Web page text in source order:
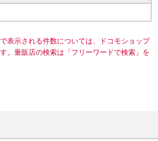
表示される件数については、ドコモショップ
。量販店の検索は「フリーワードで検索」を